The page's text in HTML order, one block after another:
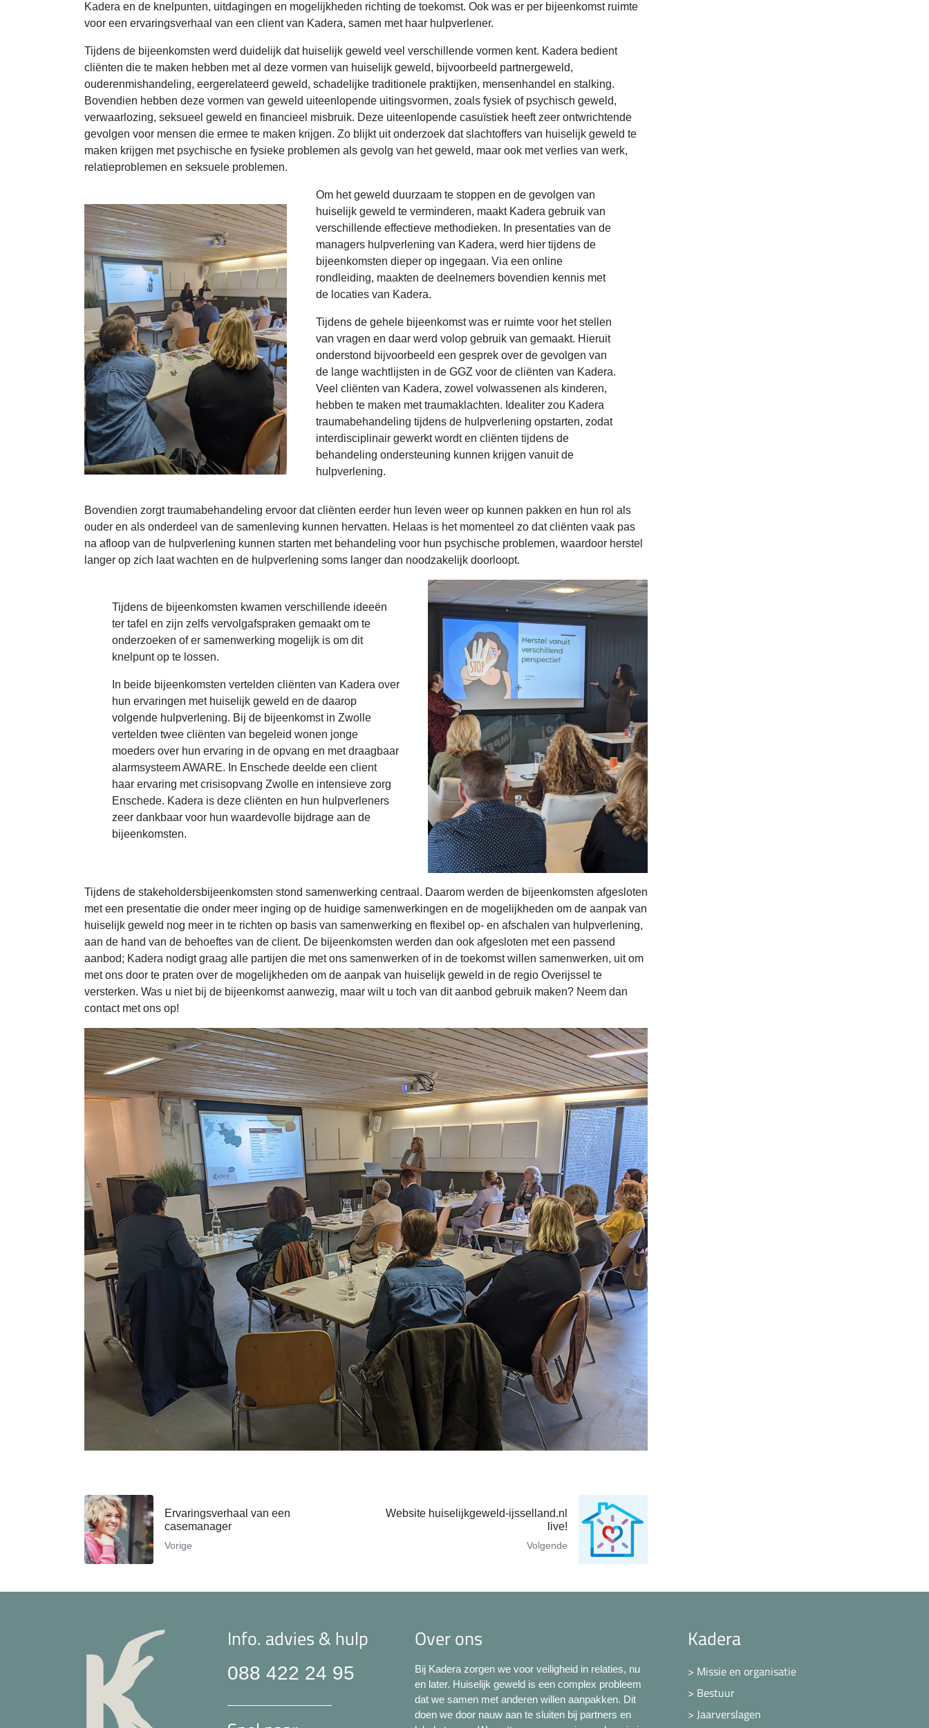
Kadera en de knelpunten, uitdagingen en mogelijkheden richting de toekomst. Ook was er per bijeenkomst ruimte
voor een ervaringsverhaal van een client van Kadera, samen met haar hulpverlener.
Tijdens de bijeenkomsten werd duidelijk dat huiselijk geweld veel verschillende vormen kent. Kadera bedient
cliënten die te maken hebben met al deze vormen van huiselijk geweld, bijvoorbeeld partnergeweld,
ouderenmishandeling, eergerelateerd geweld, schadelijke traditionele praktijken, mensenhandel en stalking.
Bovendien hebben deze vormen van geweld uiteenlopende uitingsvormen, zoals fysiek of psychisch geweld,
verwaarlozing, seksueel geweld en financieel misbruik. Deze uiteenlopende casuïstiek heeft zeer ontwrichtende
gevolgen voor mensen die ermee te maken krijgen. Zo blijkt uit onderzoek dat slachtoffers van huiselijk geweld te
maken krijgen met psychische en fysieke problemen als gevolg van het geweld, maar ook met verlies van werk,
relatieproblemen en seksuele problemen.
Om het geweld duurzaam te stoppen en de gevolgen van
huiselijk geweld te verminderen, maakt Kadera gebruik van
verschillende effectieve methodieken. In presentaties van de
managers hulpverlening van Kadera, werd hier tijdens de
bijeenkomsten dieper op ingegaan. Via een online
rondleiding, maakten de deelnemers bovendien kennis met
de locaties van Kadera.
Tijdens de gehele bijeenkomst was er ruimte voor het stellen
van vragen en daar werd volop gebruik van gemaakt. Hieruit
onderstond bijvoorbeeld een gesprek over de gevolgen van
de lange wachtlijsten in de GGZ voor de cliënten van Kadera.
Veel cliënten van Kadera, zowel volwassenen als kinderen,
hebben te maken met traumaklachten. Idealiter zou Kadera
traumabehandeling tijdens de hulpverlening opstarten, zodat
interdisciplinair gewerkt wordt en cliënten tijdens de
behandeling ondersteuning kunnen krijgen vanuit de
hulpverlening.
Bovendien zorgt traumabehandeling ervoor dat cliënten eerder hun leven weer op kunnen pakken en hun rol als
ouder en als onderdeel van de samenleving kunnen hervatten. Helaas is het momenteel zo dat cliënten vaak pas
na afloop van de hulpverlening kunnen starten met behandeling voor hun psychische problemen, waardoor herstel
langer op zich laat wachten en de hulpverlening soms langer dan noodzakelijk doorloopt.
Tijdens de bijeenkomsten kwamen verschillende ideeën
ter tafel en zijn zelfs vervolgafspraken gemaakt om te
onderzoeken of er samenwerking mogelijk is om dit
knelpunt op te lossen.
In beide bijeenkomsten vertelden cliënten van Kadera over
hun ervaringen met huiselijk geweld en de daarop
volgende hulpverlening. Bij de bijeenkomst in Zwolle
vertelden twee cliënten van begeleid wonen jonge
moeders over hun ervaring in de opvang en met draagbaar
alarmsysteem AWARE. In Enschede deelde een client
haar ervaring met crisisopvang Zwolle en intensieve zorg
Enschede. Kadera is deze cliënten en hun hulpverleners
zeer dankbaar voor hun waardevolle bijdrage aan de
bijeenkomsten.
Tijdens de stakeholdersbijeenkomsten stond samenwerking centraal. Daarom werden de bijeenkomsten afgesloten
met een presentatie die onder meer inging op de huidige samenwerkingen en de mogelijkheden om de aanpak van
huiselijk geweld nog meer in te richten op basis van samenwerking en flexibel op- en afschalen van hulpverlening,
aan de hand van de behoeftes van de client. De bijeenkomsten werden dan ook afgesloten met een passend
aanbod; Kadera nodigt graag alle partijen die met ons samenwerken of in de toekomst willen samenwerken, uit om
met ons door te praten over de mogelijkheden om de aanpak van huiselijk geweld in de regio Overijssel te
versterken. Was u niet bij de bijeenkomst aanwezig, maar wilt u toch van dit aanbod gebruik maken? Neem dan
contact met ons op!
Ervaringsverhaal van een
casemanager
Vorige
Website huiselijkgeweld-ijsselland.nl
live!
Volgende
Info. advies & hulp
088 422 24 95
Over ons
Bij Kadera zorgen we voor veiligheid in relaties, nu
en later. Huiselijk geweld is een complex probleem
dat we samen met anderen willen aanpakken. Dit
doen we door nauw aan te sluiten bij partners en
Kadera
> Missie en organisatie
> Bestuur
> Jaarverslagen